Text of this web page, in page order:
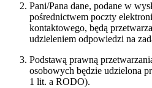
Pani/Pana dane, podane w
pośrednictwem poczty
kontaktowego, będą
udzieleniem odpowiedzi na
Podstawą prawną
osobowych będzie udzielona
1 lit. a RODO).